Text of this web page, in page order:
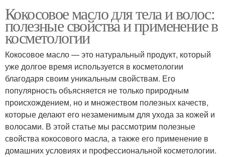
Кокосовое масло для тела и волос:
полезные свойства и применение в
косметологии
Кокосовое масло — это натуральный продукт, который
уже долгое время используется в косметологии
благодаря своим уникальным свойствам. Его
популярность объясняется не только природным
происхождением, но и множеством полезных качеств,
которые делают его незаменимым для ухода за кожей и
волосами. В этой статье мы рассмотрим полезные
свойства кокосового масла, а также его применение в
домашних условиях и профессиональной косметологии.